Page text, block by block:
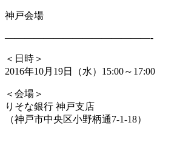
神戸会場
———————————————-
＜日時＞
2016年10月19日（水）15:00～17:00
＜会場＞
りそな銀行 神戸支店
（神戸市中央区小野柄通7-1-18）